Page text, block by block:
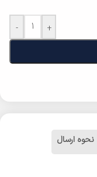
- +
نحوه ارسال